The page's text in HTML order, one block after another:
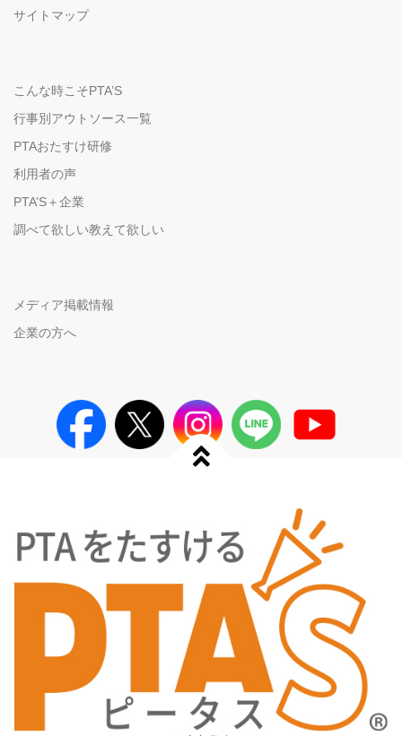
サイトマップ
こんな時こそPTA’S
行事別アウトソース一覧
PTAおたすけ研修
利用者の声
PTA’S＋企業
調べて欲しい教えて欲しい
メディア掲載情報
企業の方へ